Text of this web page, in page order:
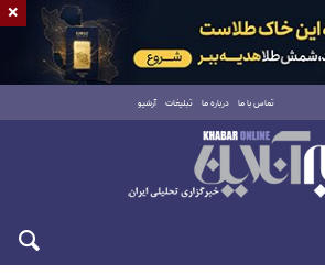
تماس با ما درباره ما تبلیغات آرشیو
شنبه ۱۷ مرداد ۱۴۰۵
×